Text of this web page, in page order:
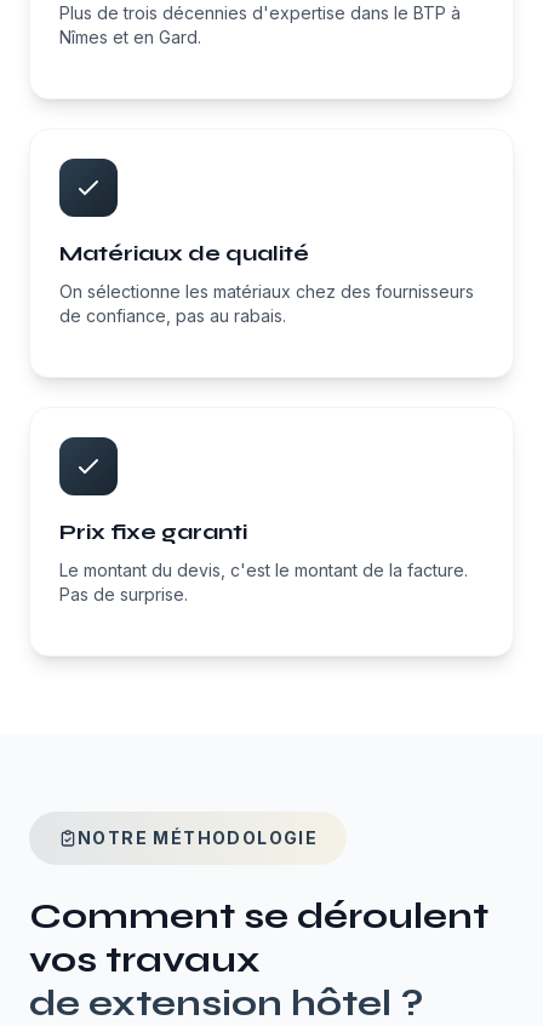
Plus de trois décennies d'expertise dans le BTP à
Nîmes et en Gard.
Matériaux de qualité
On sélectionne les matériaux chez des fournisseurs
de confiance, pas au rabais.
Prix fixe garanti
Le montant du devis, c'est le montant de la facture.
Pas de surprise.
NOTRE MÉTHODOLOGIE
Comment se déroulent
vos travaux
de extension hôtel ?